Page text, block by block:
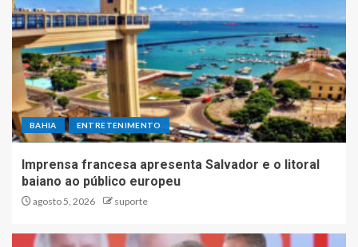
BAHIA ENTRETENIMENTO
Imprensa francesa apresenta Salvador e o litoral
baiano ao público europeu
agosto 5, 2026 suporte